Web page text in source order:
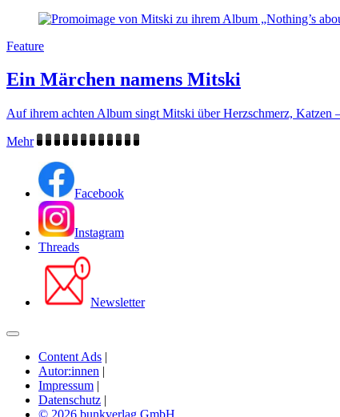
Feature
Ein Märchen namens Mitski
Auf ihrem achten Album singt Mitski über Herzschmerz, Katzen
Mehr
Facebook
Instagram
Threads
Newsletter
Content Ads |
Autor:innen |
Impressum |
Datenschutz |